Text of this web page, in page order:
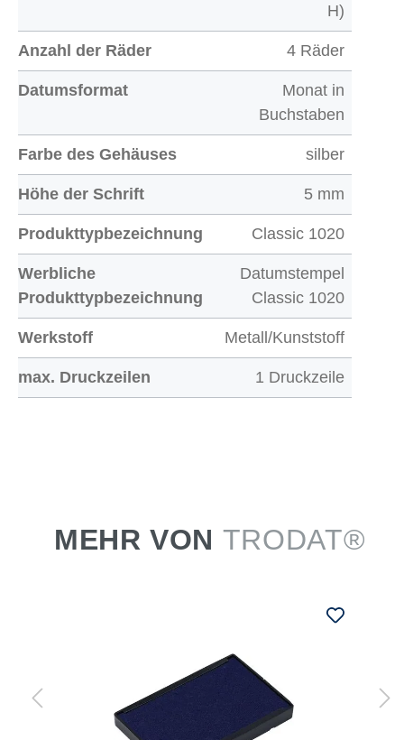
H)
Anzahl der Räder 4 Räder
Datumsformat
Monat in
Buchstaben
Farbe des Gehäuses silber
Höhe der Schrift 5 mm
Produkttypbezeichnung Classic 1020
Werbliche
Produkttypbezeichnung
Datumstempel
Classic 1020
Werkstoff Metall/Kunststoff
max. Druckzeilen 1 Druckzeile
MEHR VON TRODAT®